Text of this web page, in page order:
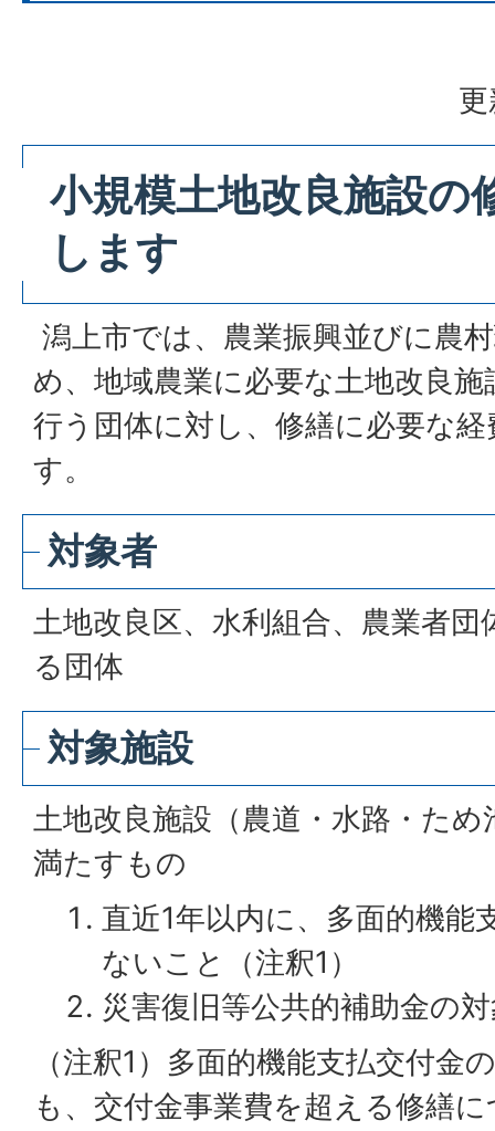
小規模土地改良施設の
します
潟上市では、農業振興並びに農
め、地域農業に必要な土地改良
行う団体に対し、修繕に必要な
す。
対象者
土地改良区、水利組合、農業者
る団体
対象施設
土地改良施設（農道・水路・た
満たすもの
直近1年以内に、多面的機能
ないこと（注釈1）
災害復旧等公共的補助金の
（注釈1）多面的機能支払交付金
も、交付金事業費を超える修繕